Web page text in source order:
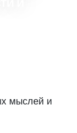
мыслей и